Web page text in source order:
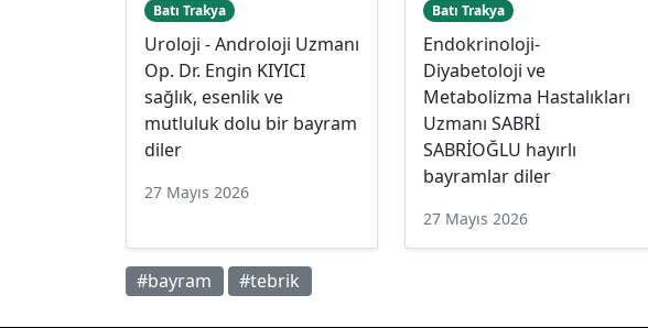
Batı Trakya
Uroloji - Androloji Uzmanı
Op. Dr. Engin KIYICI
sağlık, esenlik ve
mutluluk dolu bir bayram
diler
27 Mayıs 2026
Batı Trakya
Endokrinoloji-
Diyabetoloji ve
Metabolizma Hastalıkları
Uzmanı SABRİ
SABRİOĞLU hayırlı
bayramlar diler
27 Mayıs 2026
#bayram #tebrik